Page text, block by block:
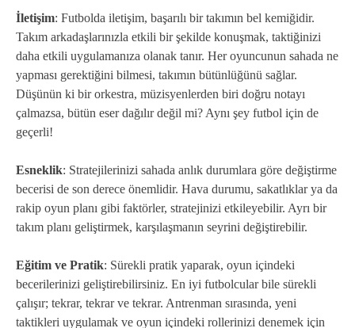
İletişim: Futbolda iletişim, başarılı bir takımın bel kemiğidir.
Takım arkadaşlarınızla etkili bir şekilde konuşmak, taktiğinizi
daha etkili uygulamanıza olanak tanır. Her oyuncunun sahada ne
yapması gerektiğini bilmesi, takımın bütünlüğünü sağlar.
Düşünün ki bir orkestra, müzisyenlerden biri doğru notayı
çalmazsa, bütün eser dağılır değil mi? Aynı şey futbol için de
geçerli!
Esneklik: Stratejilerinizi sahada anlık durumlara göre değiştirme
becerisi de son derece önemlidir. Hava durumu, sakatlıklar ya da
rakip oyun planı gibi faktörler, stratejinizi etkileyebilir. Ayrı bir
takım planı geliştirmek, karşılaşmanın seyrini değiştirebilir.
Eğitim ve Pratik: Sürekli pratik yaparak, oyun içindeki
becerilerinizi geliştirebilirsiniz. En iyi futbolcular bile sürekli
çalışır; tekrar, tekrar ve tekrar. Antrenman sırasında, yeni
taktikleri uygulamak ve oyun içindeki rollerinizi denemek için